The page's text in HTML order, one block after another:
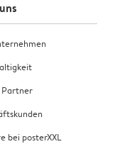
bei posterXXL